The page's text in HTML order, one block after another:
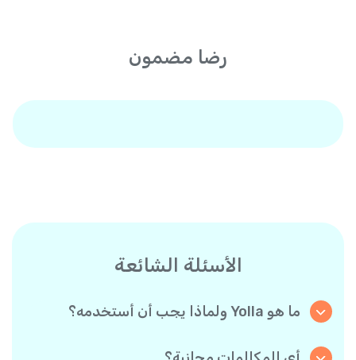
رضا مضمون
الأسئلة الشائعة
ما هو Yolla ولماذا يجب أن أستخدمه؟